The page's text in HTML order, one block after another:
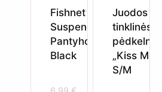
Fishnet
Suspender
Pantyhose
Black
Juodos
tinklinės
„Kiss Me“
S/M